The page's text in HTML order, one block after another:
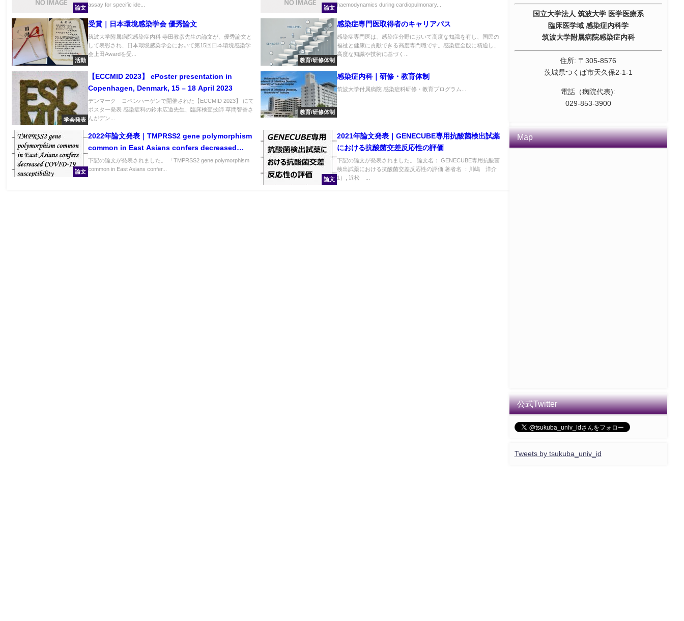
論文 intracellulare
assay for specific ide...
論文 haemodynamics during cardiopulmonary...
活動
受賞｜日本環境感染学会 優秀論文
筑波大学附属病院感染症内科 寺田教彦先生の論文が、優秀論文と
して表彰され、日本環境感染学会において第15回日本環境感染学
会上田Awardを受...
教育/研修体制
感染症専門医取得者のキャリアパス
感染症専門医は、感染症分野において高度な知識を有し、国民の
福祉と健康に貢献できる高度専門職です。感染症全般に精通し、
高度な知識や技術に基づく...
学会発表
【ECCMID 2023】 ePoster presentation in
Copenhagen, Denmark, 15 – 18 April 2023
デンマーク コペンハーゲンで開催された【ECCMID 2023】 にて
ポスター発表 感染症科の鈴木広道先生、臨床検査技師 草間智香さ
んがデン...
教育/研修体制
感染症内科｜研修・教育体制
筑波大学付属病院 感染症科研修・教育プログラム...
論文
2022年論文発表｜TMPRSS2 gene polymorphism
common in East Asians confers decreased
COVID-19 susceptibility
下記の論文が発表されました。 「TMPRSS2 gene polymorphism
common in East Asians confer...
論文
2021年論文発表｜GENECUBE専用抗酸菌検出試薬
における抗酸菌交差反応性の評価
下記の論文が発表されました。 論文名： GENECUBE専用抗酸菌
検出試薬における抗酸菌交差反応性の評価 著者名 ：川嶋 洋介
1）, 近松 ...
国立大学法人 筑波大学 医学医療系
臨床医学域 感染症内科学
筑波大学附属病院感染症内科
住所: 〒305-8576
茨城県つくば市天久保2-1-1
電話（病院代表):
029-853-3900
Map
公式Twitter
Tweets by tsukuba_univ_id